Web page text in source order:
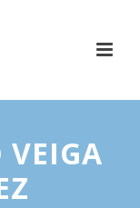
VEIGA